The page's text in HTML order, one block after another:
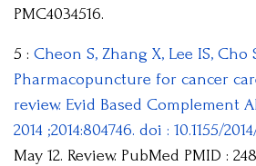
PMC4034516.
5 : Cheon S, Zhang X, Lee IS, Cho
Pharmacopuncture for cancer
review. Evid Based Complement
2014 ;2014:804746. doi : 10.1155/
May 12. Review. PubMed PMID :